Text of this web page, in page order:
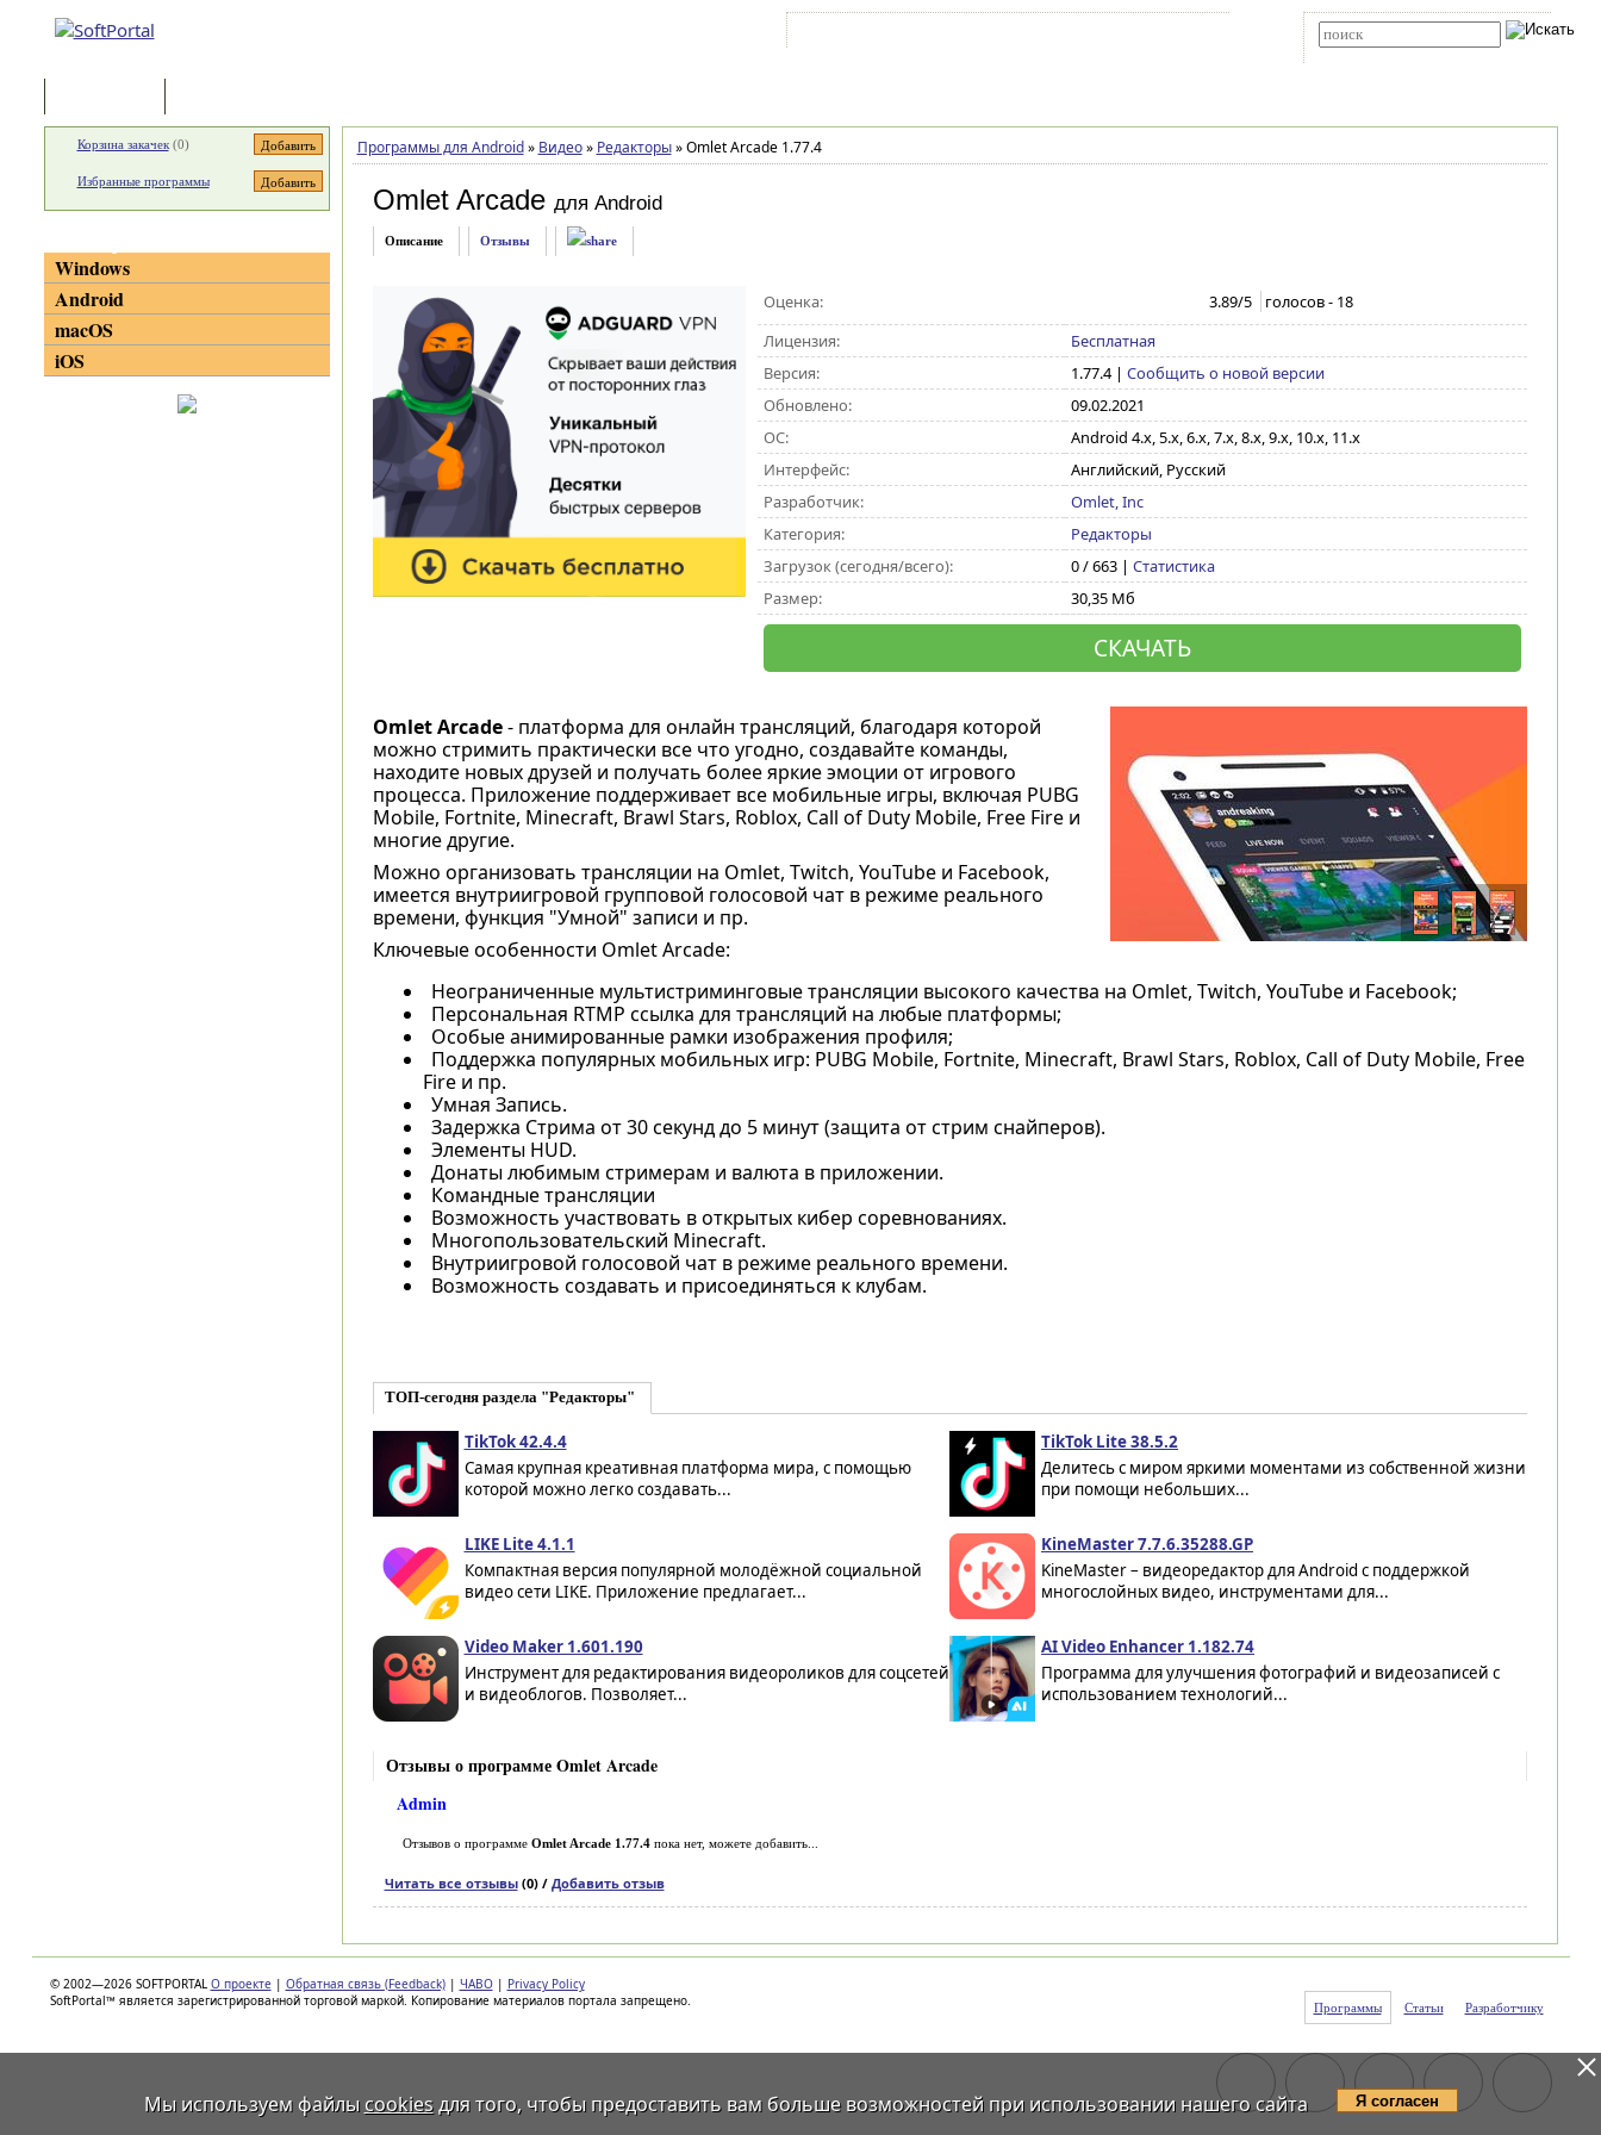
Программы для Android » Видео » Редакторы »Omlet Arcade 1.77.4
Omlet Arcade для Android
Описание Отзывы
Оценка: 3.89/5 голосов - 18
Лицензия:
Бесплатная
Версия:
1.77.4| Сообщить о новой версии
Обновлено:
09.02.2021
ОС:
Android 4.x, 5.x, 6.x, 7.x, 8.x, 9.x, 10.x, 11.x
Интерфейс:
Английский, Русский
Разработчик:
Omlet, Inc
Категория:
Редакторы
Загрузок (сегодня/всего):
0 / 663 | Статистика
Размер:
30,35 Мб
СКАЧАТЬ
Omlet Arcade- платформа для онлайн трансляций, благодаря которой
можно стримить практически все что угодно, создавайте команды,
находите новых друзей и получать более яркие эмоции от игрового
процесса. Приложение поддерживает все мобильные игры, включая PUBG
Mobile, Fortnite, Minecraft, Brawl Stars, Roblox, Call of Duty Mobile, Free Fire и
многие другие.
Можно организовать трансляции на Omlet, Twitch, YouTube и Facebook,
имеется внутриигровой групповой голосовой чат в режиме реального
времени, функция "Умной" записи и пр.
Ключевые особенности Omlet Arcade:
Неограниченные мультистриминговые трансляции высокого качества на Omlet, Twitch, YouTube и Facebook;
Персональная RTMP ссылка для трансляций на любые платформы;
Особые анимированные рамки изображения профиля;
Поддержка популярных мобильных игр: PUBG Mobile, Fortnite, Minecraft, Brawl Stars, Roblox, Call of Duty Mobile, Free
Fire и пр.
Умная Запись.
Задержка Стрима от 30 секунд до 5 минут (защита от стрим снайперов).
Элементы HUD.
Донаты любимым стримерам и валюта в приложении.
Командные трансляции
Возможность участвовать в открытых кибер соревнованиях.
Многопользовательский Minecraft.
Внутриигровой голосовой чат в режиме реального времени.
Возможность создавать и присоединяться к клубам.
ТОП-сегодня раздела "Редакторы"
TikTok 42.4.4
Самая крупная креативная платформа мира, с помощью
которой можно легко создавать...
TikTok Lite 38.5.2
Делитесь с миром яркими моментами из собственной жизни
при помощи небольших...
LIKE Lite 4.1.1
Компактная версия популярной молодёжной социальной
видео сети LIKE. Приложение предлагает...
KineMaster 7.7.6.35288.GP
KineMaster – видеоредактор для Android с поддержкой
многослойных видео, инструментами для...
Video Maker 1.601.190
Инструмент для редактирования видеороликов для соцсетей
и видеоблогов. Позволяет...
AI Video Enhancer 1.182.74
Программа для улучшения фотографий и видеозаписей с
использованием технологий...
Отзывы о программе Omlet Arcade
Admin
Отзывов о программе Omlet Arcade 1.77.4пока нет, можете добавить...
Читать все отзывы(0) / Добавить отзыв
Корзина закачек(0)
Избранные программы
Windows
Android
macOS
iOS
© 2002—2026 SOFTPORTAL О проекте | Обратная связь (Feedback) | ЧАВО | Privacy Policy
SoftPortal™ является зарегистрированной торговой маркой. Копирование материалов портала запрещено.
Программы Статьи Разработчику
Мы используем файлы cookiesдля того, чтобы предоставить вам больше возможностей при использовании нашего сайта